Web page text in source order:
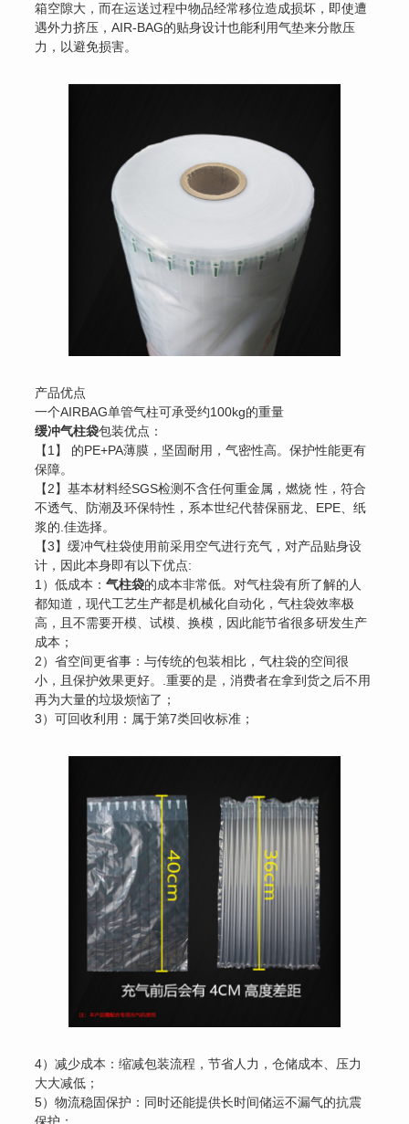
箱空隙大，而在运送过程中物品经常移位造成损坏，即使遭
遇外力挤压，AIR-BAG的贴身设计也能利用气垫来分散压
力，以避免损害。
产品优点
一个AIRBAG单管气柱可承受约100kg的重量
缓冲气柱袋包装优点：
【1】 的PE+PA薄膜，坚固耐用，气密性高。保护性能更有
保障。
【2】基本材料经SGS检测不含任何重金属，燃烧 性，符合
不透气、防潮及环保特性，系本世纪代替保丽龙、EPE、纸
浆的.佳选择。
【3】缓冲气柱袋使用前采用空气进行充气，对产品贴身设
计，因此本身即有以下优点:
1）低成本：气柱袋的成本非常低。对气柱袋有所了解的人
都知道，现代工艺生产都是机械化自动化，气柱袋效率极
高，且不需要开模、试模、换模，因此能节省很多研发生产
成本；
2）省空间更省事：与传统的包装相比，气柱袋的空间很
小，且保护效果更好。.重要的是，消费者在拿到货之后不用
再为大量的垃圾烦恼了；
3）可回收利用：属于第7类回收标准；
4）减少成本：缩减包装流程，节省人力，仓储成本、压力
大大减低；
5）物流稳固保护：同时还能提供长时间储运不漏气的抗震
保护；